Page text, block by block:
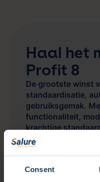
Consent
Haal het
Profit 8
De grootste winst
standaardisatie,
gebruiksgemak.
functionaliteit,
krachtige
AFAS het
optimaliseren én